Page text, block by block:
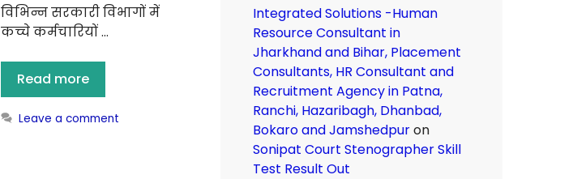
विभिन्न सरकारी विभागों में
कच्चे कर्मचारियों …
Read more
Leave a comment
Integrated Solutions -Human
Resource Consultant in
Jharkhand and Bihar, Placement
Consultants, HR Consultant and
Recruitment Agency in Patna,
Ranchi, Hazaribagh, Dhanbad,
Bokaro and Jamshedpuron
Sonipat Court Stenographer Skill
Test Result Out